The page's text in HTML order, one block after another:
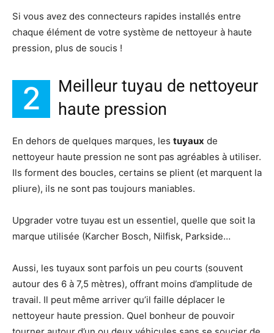
Si vous avez des connecteurs rapides installés entre
chaque élément de votre système de nettoyeur à haute
pression, plus de soucis !
2
Meilleur tuyau de nettoyeur
haute pression
En dehors de quelques marques, les tuyaux de
nettoyeur haute pression ne sont pas agréables à utiliser.
Ils forment des boucles, certains se plient (et marquent la
pliure), ils ne sont pas toujours maniables.
Upgrader votre tuyau est un essentiel, quelle que soit la
marque utilisée (Karcher Bosch, Nilfisk, Parkside…
Aussi, les tuyaux sont parfois un peu courts (souvent
autour des 6 à 7,5 mètres), offrant moins d’amplitude de
travail. Il peut même arriver qu’il faille déplacer le
nettoyeur haute pression. Quel bonheur de pouvoir